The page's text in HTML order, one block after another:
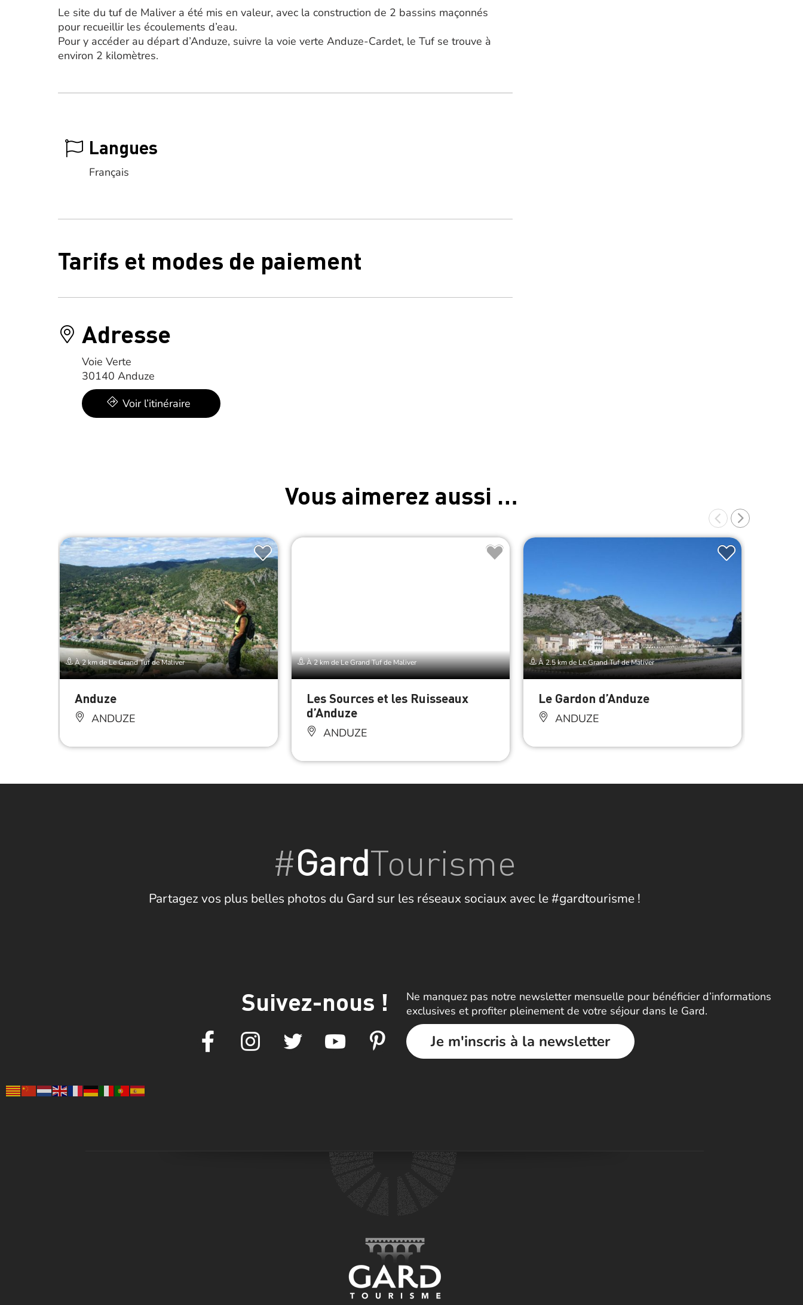
Le site du tuf de Maliver a été mis en valeur, avec la construction de 2 bassins maçonnés
pour recueillir les écoulements d’eau.
Pour y accéder au départ d’Anduze, suivre la voie verte Anduze-Cardet, le Tuf se trouve à
environ 2 kilomètres.
Langues
Français
Tarifs et modes de paiement
Adresse
Voie Verte
30140 Anduze
Voir l’itinéraire
Vous aimerez aussi …
À 2 km de Le Grand Tuf de Maliver
Anduze
ANDUZE
À 2 km de Le Grand Tuf de Maliver
Les Sources et les Ruisseaux
d’Anduze
ANDUZE
À 2.5 km de Le Grand Tuf de Maliver
Le Gardon d’Anduze
ANDUZE
#GardTourisme
Partagez vos plus belles photos du Gard sur les réseaux sociaux avec le #gardtourisme !
Suivez-nous !
Ne manquez pas notre newsletter mensuelle pour bénéficier d’informations
exclusives et profiter pleinement de votre séjour dans le Gard.
Je m'inscris à la newsletter